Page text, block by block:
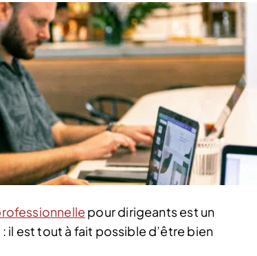
pour dirigeants est un
il est tout à fait possible d’être bien